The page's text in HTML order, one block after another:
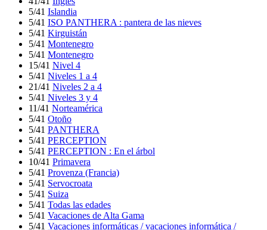
5/41 Islandia
5/41 ISO PANTHERA : pantera de las nieves
5/41 Kirguistán
5/41 Montenegro
5/41 Montenegro
15/41 Nivel 4
5/41 Niveles 1 a 4
21/41 Niveles 2 a 4
5/41 Niveles 3 y 4
11/41 Norteamérica
5/41 Otoño
5/41 PANTHERA
5/41 PERCEPTION
5/41 PERCEPTION : En el árbol
10/41 Primavera
5/41 Provenza (Francia)
5/41 Servocroata
5/41 Suiza
5/41 Todas las edades
5/41 Vacaciones de Alta Gama
5/41 Vacaciones informáticas / vacaciones informática /